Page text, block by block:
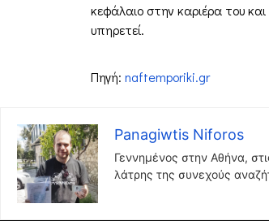
κεφάλαιο στην καριέρα του
υπηρετεί.
Πηγή: naftemporiki.gr
Panagiwtis Niforos
Γεννημένος στην Αθήνα,
λάτρης της συνεχούς